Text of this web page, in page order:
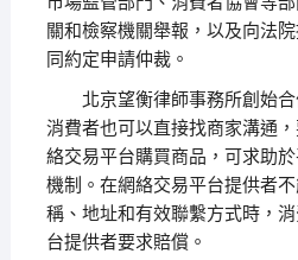
關和檢察機關舉報，以及向法
同約定申請仲裁。
北京望衡律師事務所創始合
消費者也可以直接找商家溝通
絡交易平台購買商品，可求助
機制。在網絡交易平台提供者
稱、地址和有效聯繫方式時，
台提供者要求賠償。